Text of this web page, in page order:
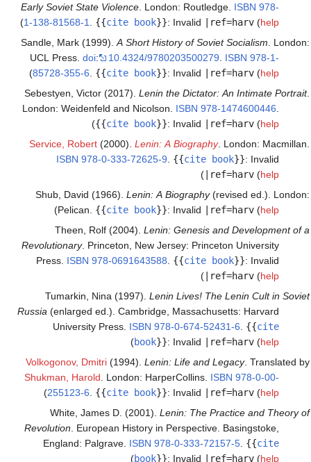
Early Soviet State Violence. London: Routledge. ISBN 978-
1-138-81568-1
{{cite book}}: Invalid |ref=harv(help
)
Sandle, Mark (1999).A Short History of Soviet Socialism . London:
UCL Press. doi: 10.4324/9780203500279 ISBN 978-1-
85728-355-6
{{cite book}}: Invalid |ref=harv(help
)
Sebestyen, Victor (2017).Lenin the Dictator: An Intimate Portrait.
London: Weidenfeld and Nicolson. ISBN 978-1474600446
{{cite book}}: Invalid |ref=harv(help
)
Service, Robert (2000).Lenin: A Biography. London: Macmillan.
ISBN 978-0-333-72625-9 {{cite book}}: Invalid
|ref=harv(help
)
Shub, David (1966).Lenin: A Biography(revised ed.). London:
Pelican.
{{cite book}}: Invalid |ref=harv(help
)
Theen, Rolf (2004).Lenin: Genesis and Development of a
Revolutionary. Princeton, New Jersey: Princeton University
Press. ISBN 978-0691643588 {{cite book}}: Invalid
|ref=harv(help
)
Tumarkin, Nina (1997).Lenin Lives! The Lenin Cult in Soviet
Russia (enlarged ed.). Cambridge, Massachusetts: Harvard
University Press. ISBN 978-0-674-52431-6 {{cite
book}}: Invalid |ref=harv(help
)
Volkogonov, Dmitri (1994).Lenin: Life and Legacy. Translated by
Shukman, Harold . London: HarperCollins. ISBN 978-0-00-
255123-6
{{cite book}}: Invalid |ref=harv(help
)
White, James D. (2001).Lenin: The Practice and Theory of
Revolution . European History in Perspective. Basingstoke,
England: Palgrave. ISBN 978-0-333-72157-5. {{cite
book}}: Invalid |ref=harv(help
)